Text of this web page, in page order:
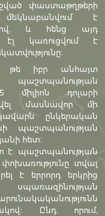
փաստաթղթերի
է
և հենց այդ
կառուցվում է
թե իբր անհայտ
միլիոն դոլարի
մասնավոր մի
ընկերական
պաշտպանության
հետ։
է. պաշտպանության
տվալ
է երրորդ երկրից
Ընդ որում,